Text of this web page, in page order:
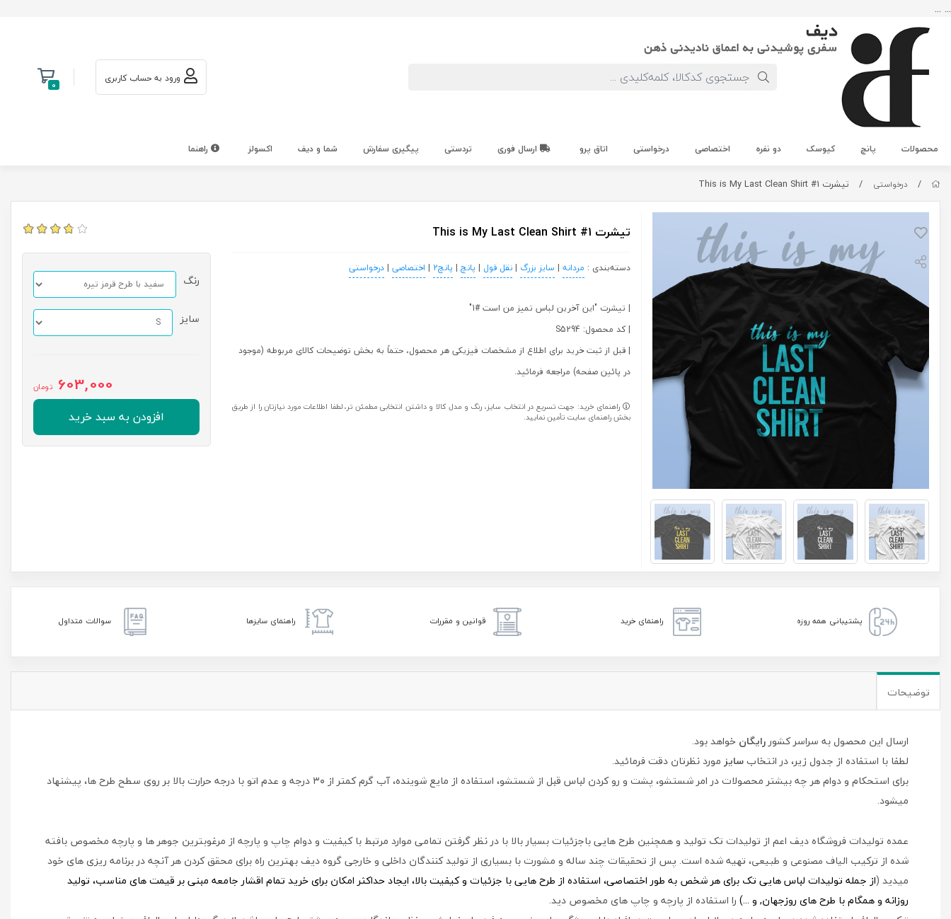
... ...
ورود به حساب کاربری 0
محصولات پانچ کیوسک دو نفره اختصاصی درخواستی اتاق پرو ارسال فوری تردستی پیگیری سفارش شما و دیف اکسولز راهنما
/ درخواستی / تیشرت This is My Last Clean Shirt #1
تیشرت This is My Last Clean Shirt #1
دسته‌بندی : مردانه | سایز بزرگ |نقل قول | پانچ | پانچ2 | اختصاصی |درخواستی
| تیشرت "این آخرین لباس تمیز من است #1"
| کد محصول: S5294
| قبل از ثبت خرید برای اطلاع از مشخصات فیزیکی هر محصول، حتماً به بخش توضیحات کالای مربوطه (موجود
در پائین صفحه) مراجعه فرمائید.
راهنمای خرید: جهت تسریع در انتخاب سایز، رنگ و مدل کالا و داشتن انتخابی مطمئن تر، لطفا اطلاعات مورد نیازتان را از طریق
بخش راهنمای سایت تأمین نمایید.
رنگ
سایز
603,000 تومان
افزودن به سبد خرید
پشتیبانی همه روزه راهنمای خرید قوانین و مقررات راهنمای سایزها سوالات متداول
توضیحات
ارسال این محصول به سراسر کشوررایگان خواهد بود.
لطفا با استفاده از جدول زیر، در انتخابسایز مورد نظرتان دقت فرمائید.
برای استحکام و دوام هر چه بیشتر محصولات در امر شستشو، پشت و رو کردن لباس قبل از شستشو، استفاده از مایع شوینده، آب گرم کمتر از ۳۰ درجه و عدم اتو با درجه حرارت بالا بر روی سطح طرح ها، پیشنهاد
میشود.
عمده تولیدات فروشگاه دیف اعم از تولیدات تک تولید و همچنین طرح هایی باجزئیات بسیار بالا با در نظر گرفتن تمامی موارد مرتبط با کیفیت و دوام چاپ و پارچه از مرغوبترین جوهر ها و پارچه مخصوص بافته
شده از ترکیب الیاف مصنوعی و طبیعی، تهیه شده است. پس از تحقیقات چند ساله و مشورت با بسیاری از تولید کنندگان داخلی و خارجی گروه دیف بهترین راه برای محقق کردن هر آنچه در برنامه ریزی های خود
میدید (از جمله تولیدات لباس هایی تک برای هر شخص به طور اختصاصی، استفاده از طرح هایی با جزئیات و کیفیت بالا، ایجاد حداکثر امکان برای خرید تمام اقشار جامعه مبنی بر قیمت های مناسب، تولید
روزانه و همگام با طرح های روزجهان, و ...) را استفاده از پارچه و چاپ های مخصوص دید.